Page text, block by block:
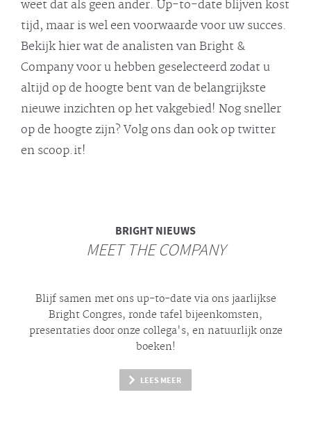
weet dat als geen ander. Up-to-date blijven kost
tijd, maar is wel een voorwaarde voor uw succes.
Bekijk hier wat de analisten van Bright &
Company voor u hebben geselecteerd zodat u
altijd op de hoogte bent van de belangrijkste
nieuwe inzichten op het vakgebied! Nog sneller
op de hoogte zijn? Volg ons dan ook op twitter
en scoop.it!
BRIGHTNIEUWS
MEET THE COMPANY
Blijf samen met ons up-to-date via ons jaarlijkse
Bright Congres, ronde tafel bijeenkomsten,
presentaties door onze collega's, en natuurlijk onze
boeken!
LEES MEER